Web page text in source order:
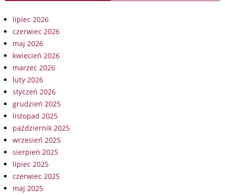
lipiec 2026
czerwiec 2026
maj 2026
kwiecień 2026
marzec 2026
luty 2026
styczeń 2026
grudzień 2025
listopad 2025
październik 2025
wrzesień 2025
sierpień 2025
lipiec 2025
czerwiec 2025
maj 2025